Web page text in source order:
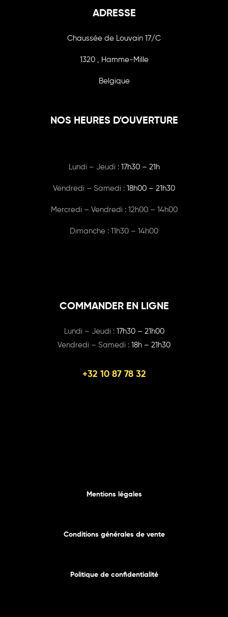
ADRESSE
Chaussée de Louvain 17/C
1320 , Hamme-Mille
Belgique
NOS HEURES D'OUVERTURE
Lundi – Jeudi : 17h30 – 21h
Vendredi – Samedi : 18h00 – 21h30
Mercredi – Vendredi : 12h00 – 14h00
Dimanche : 11h30 – 14h00
COMMANDER EN LIGNE
Lundi – Jeudi : 17h30 – 21h00
Vendredi – Samedi : 18h – 21h30
+32 10 87 78 32
Mentions légales
Conditions générales de vente
Politique de confidentialité